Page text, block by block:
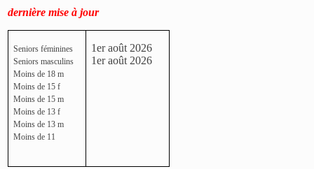
dernière mise à jour
Seniors féminines
Seniors masculins
Moins de 18 m
Moins de 15 f
Moins de 15 m
Moins de 13 f
Moins de 13 m
Moins de 11
1er août 2026
1er août 2026